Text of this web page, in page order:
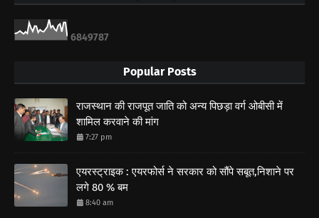
6849787
Popular Posts
राजस्थान की राजपूत जाति को अन्य पिछड़ा वर्ग ओबीसी में
शामिल करवाने की मांग
7:27 pm
एयरस्ट्राइक : एयरफोर्स ने सरकार को सौंपे सबूत,निशाने पर
लगे 80 % बम
8:40 am